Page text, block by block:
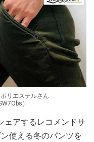
リエステルさん
）
ェアするレコメンドサ
使える冬のパンツを